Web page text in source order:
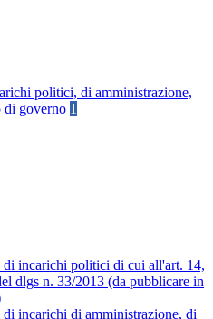
politici, di amministrazione,
di governo 1
incarichi politici di cui all'art. 14,
dlgs n. 33/2013 (da pubblicare in
incarichi di amministrazione, di